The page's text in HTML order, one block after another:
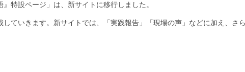
特設ページ」は、新サイトに移行しました。
ていきます。新サイトでは、「実践報告」「現場の声」などに加え、さ